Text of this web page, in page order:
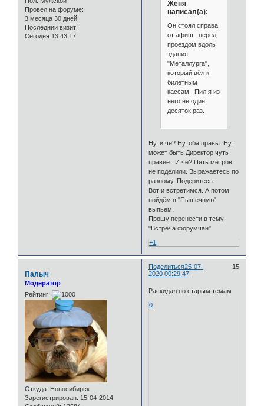
Провел на форуме:
3 месяца 30 дней
Последний визит:
Сегодня 13:43:17
Женя
написал(а):
Он стоял справа
от афиш , перед
проездом вдоль
здания
"Металлурга",
который вёл к
билетным
кассам. Пил я из
него не один
десяток раз.
Ну, и чё? Ну, оба правы. Ну,
может быть Директор чуть
правее. И чё? Пять метров
не поделили. Выражаетесь по
разному. Подеритесь.
Вот и встретимся. А потом
пойдём в "Пышечную"
выпьем.
Прошу перенести в тему
"Встреча форумчан"
+1
Поделиться 15
25-07-
2020 00:29:47
Палыч
Модератор
Рейтинг:
Откуда: Новосибирск
Зарегистрирован: 15-04-2014
Раскидал по старым темам
0